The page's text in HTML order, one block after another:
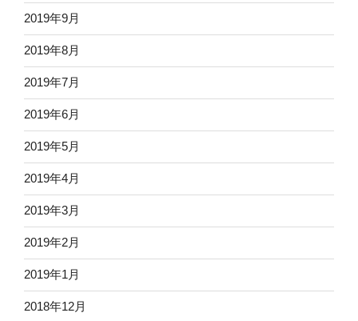
2019年9月
2019年8月
2019年7月
2019年6月
2019年5月
2019年4月
2019年3月
2019年2月
2019年1月
2018年12月